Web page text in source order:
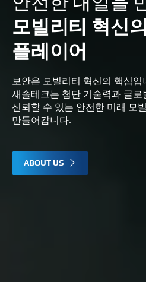
모빌리티 혁신
플레이어
보안은 모빌리티 혁신의 핵심입
새솔테크는 첨단 기술력과 글로
신뢰할 수 있는 안전한 미래 모
만들어갑니다.
ABOUT US